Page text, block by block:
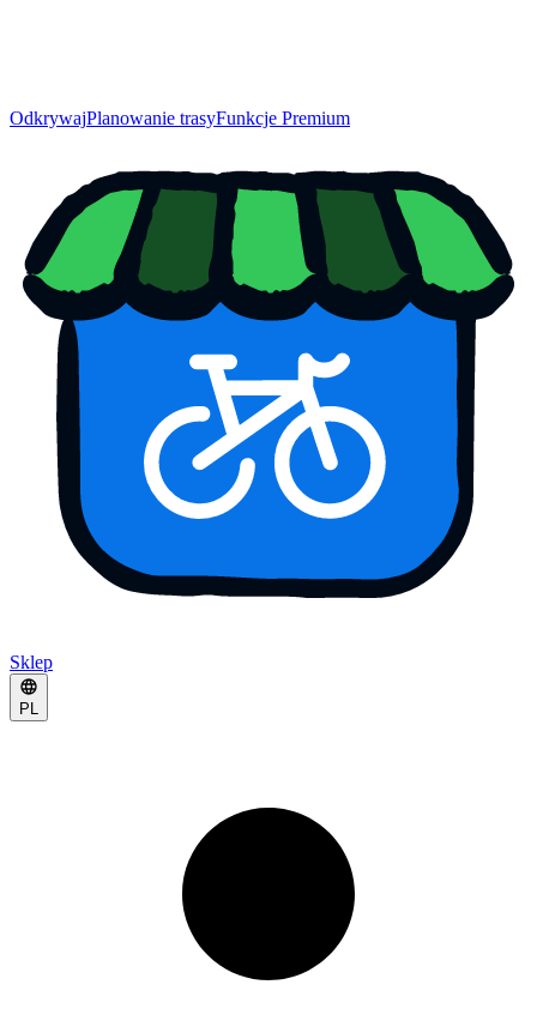
OdkrywajPlanowanie trasyFunkcje Premium
Sklep
PL